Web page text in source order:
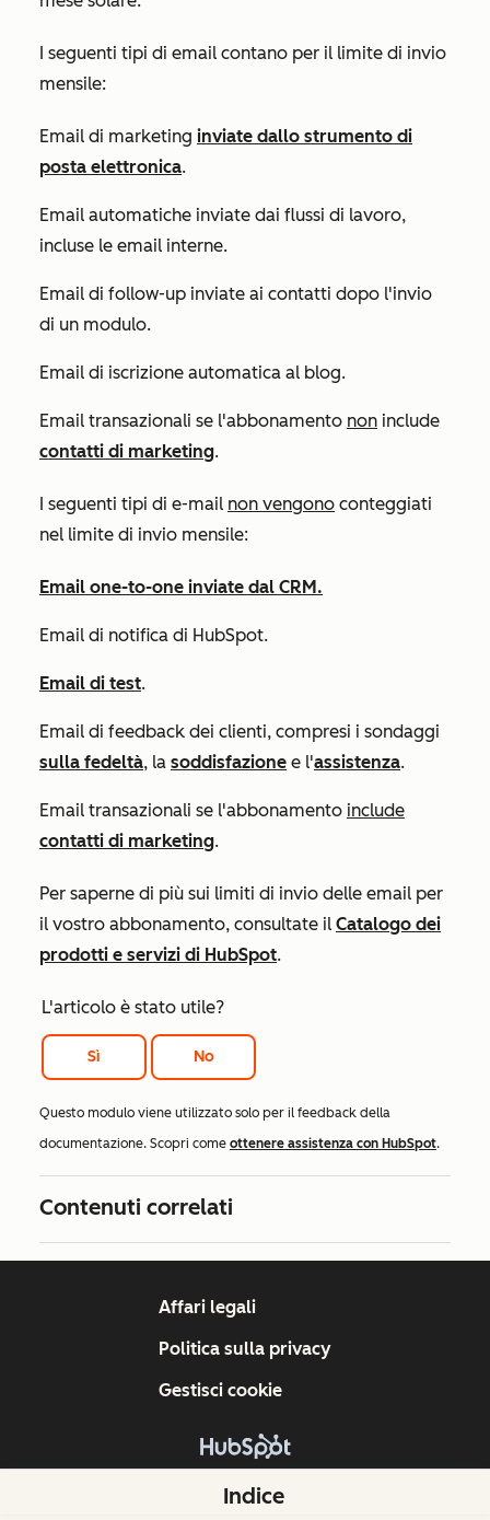
I seguenti tipi di email contano per il limite di invio
mensile:
Email di marketing inviate dallo strumento di
posta elettronica.
Email automatiche inviate dai flussi di lavoro,
incluse le email interne.
Email di follow-up inviate ai contatti dopo l'invio
di un modulo.
Email di iscrizione automatica al blog.
Email transazionali se l'abbonamento non include
contatti di marketing.
I seguenti tipi di e-mail non vengono conteggiati
nel limite di invio mensile:
Email one-to-one inviate dal CRM.
Email di notifica di HubSpot.
Email di test.
Email di feedback dei clienti, compresi i sondaggi
sulla fedeltà, la soddisfazione e l'assistenza.
Email transazionali se l'abbonamento include
contatti di marketing.
Per saperne di più sui limiti di invio delle email per
il vostro abbonamento, consultate il Catalogo dei
prodotti e servizi di HubSpot.
L'articolo è stato utile?
Sì No
Questo modulo viene utilizzato solo per il feedback della
documentazione. Scopri come ottenere assistenza con HubSpot.
Contenuti correlati
Indice
Copyright © 2026 HubSpot, Inc.
Affari legali
Politica sulla privacy
Gestisci cookie